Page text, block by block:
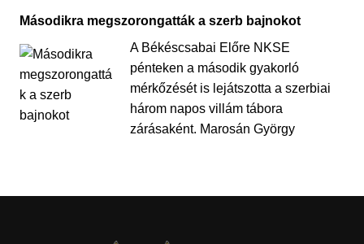
Másodikra megszorongatták a szerb bajnokot
A Békéscsabai Előre NKSE
pénteken a második gyakorló
mérkőzését is lejátszotta a szerbiai
három napos villám tábora
zárásaként. Marosán György